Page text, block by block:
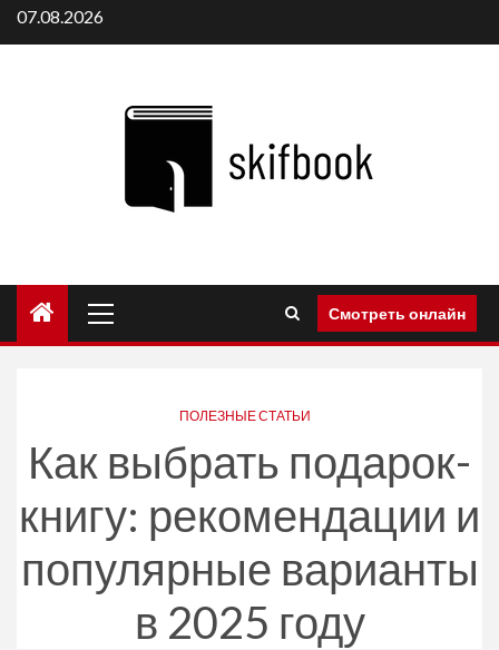
Перейти
к
07.08.2026
меню
Смотреть онлайн
ПОЛЕЗНЫЕ СТАТЬИ
Как выбрать подарок-
книгу: рекомендации и
популярные варианты
в 2025 году